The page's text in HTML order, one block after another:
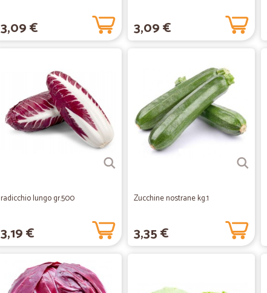
3,09 € 3,09 €
radicchio lungo gr.500
3,19 €
Zucchine nostrane kg.1
3,35 €